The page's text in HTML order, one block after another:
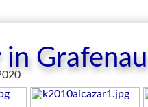
in Grafenau